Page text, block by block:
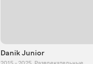
Danik Junior